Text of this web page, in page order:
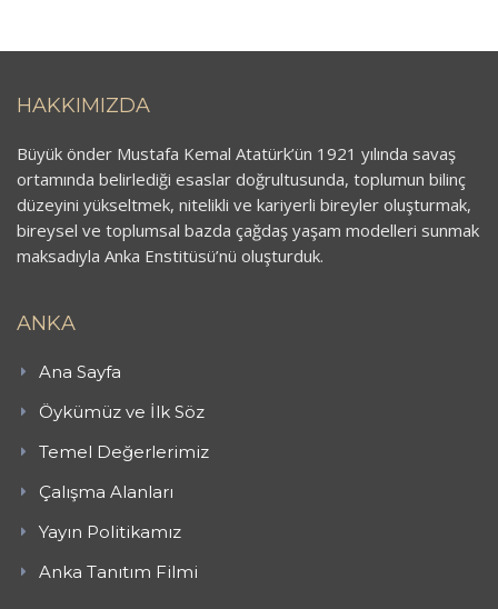
HAKKIMIZDA
Büyük önder Mustafa Kemal Atatürk’ün 1921 yılında savaş
ortamında belirlediği esaslar doğrultusunda, toplumun bilinç
düzeyini yükseltmek, nitelikli ve kariyerli bireyler oluşturmak,
bireysel ve toplumsal bazda çağdaş yaşam modelleri sunmak
maksadıyla Anka Enstitüsü’nü oluşturduk.
ANKA
Ana Sayfa
Öykümüz ve İlk Söz
Temel Değerlerimiz
Çalışma Alanları
Yayın Politikamız
Anka Tanıtım Filmi